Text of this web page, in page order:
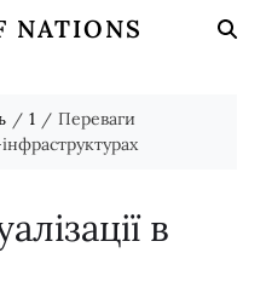
NATIONS
1
Переваги
інфраструктурах
в